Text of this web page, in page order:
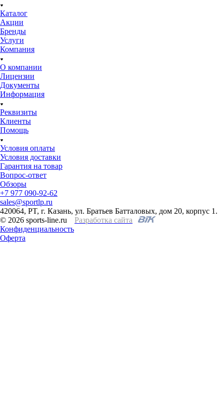
Каталог
Акции
Бренды
Услуги
Компания
О компании
Лицензии
Документы
Информация
Реквизиты
Клиенты
Помощь
Условия оплаты
Условия доставки
Гарантия на товар
Вопрос-ответ
Обзоры
+7 977 090-92-62
sales@sportlp.ru
420064, PT, г. Казань, ул. Братьев Батталовых, дом 20, корпус 1.
© 2026 sports-line.ru
Разработка сайта
Конфиденциальность
Оферта